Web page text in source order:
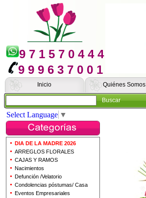
9 7 1 5 7 0 4 4 4
9 9 9 6 3 7 0 0 1
Inicio Quiénes Somos
Buscar
Select Language ▼
DIA DE LA MADRE 2026
ARREGLOS FLORALES
CAJAS Y RAMOS
Nacimientos
Defunción /Velatorio
Condolencias póstumas/ Casa
Eventos Empresariales